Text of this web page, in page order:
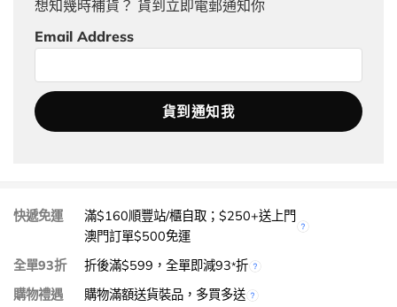
想知幾時補貨？ 貨到立即電郵通知你
Email Address
快遞免運
滿$160順豐站/櫃自取；$250+送上門
澳門訂單$500免運
全單93折
折後滿$599，全單即減93*折
購物禮遇
購物滿額送貨裝品，多買多送